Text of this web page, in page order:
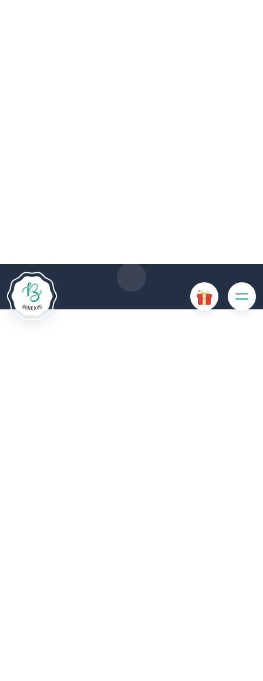
fonctionnalités du site. D'autres cookies sont utilisés à des
fins d'analyse ou de marketing.
Accepter les cookies
Gérer les cookies